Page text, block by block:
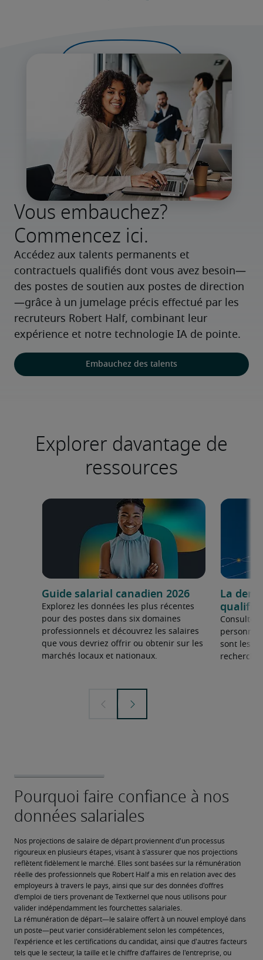
Vous embauchez?
Commencez ici.
Accédez aux talents permanents et
contractuels qualifiés dont vous avez besoin—
des postes de soutien aux postes de direction
—grâce à un jumelage précis effectué par les
recruteurs Robert Half, combinant leur
expérience et notre technologie IA de pointe.
Embauchez des talents
Explorer davantage de
ressources
Guide salarial canadien 2026
Explorez les données les plus récentes
pour des postes dans six domaines
professionnels et découvrez les salaires
que vous devriez offrir ou obtenir sur les
marchés locaux et nationaux.
La
qualifié
Consultez
personnel
sont les
Nos projections de salaire de départ proviennent d'un processus
rigoureux en plusieurs étapes, visant à s’assurer que nos projections
reflètent fidèlement le marché. Elles sont basées sur la rémunération
réelle des professionnels que Robert Half a mis en relation avec des
employeurs à travers le pays, ainsi que sur des données d'offres
d'emploi de tiers provenant de Textkernel que nous utilisons pour
valider indépendamment les fourchettes salariales.
La rémunération de départ—le salaire offert à un nouvel employé dans
un poste—peut varier considérablement selon les compétences,
l'expérience et les certifications du candidat, ainsi que d'autres facteurs
tels que le secteur, la taille et le chiffre d’affaires de l'entreprise, ou